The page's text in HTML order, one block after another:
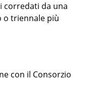
corredati da una
o triennale più
con il Consorzio